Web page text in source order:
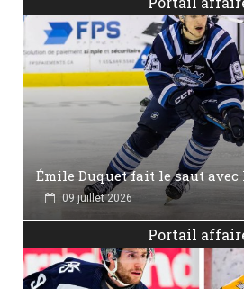
Émile Duquet fait le saut avec
09 juillet 2026
Portail